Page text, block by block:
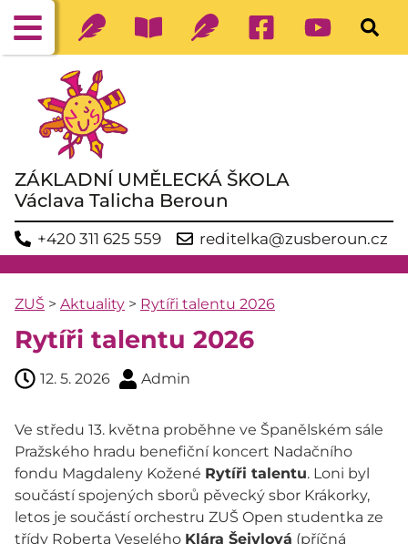
ZÁKLADNÍ UMĚLECKÁ ŠKOLA
Václava Talicha Beroun
+420 311 625 559 reditelka@zusberoun.cz
ZUŠ > Aktuality > Rytíři talentu 2026
Rytíři talentu 2026
12. 5. 2026 Admin
Ve středu 13. května proběhne ve Španělském sále
Pražského hradu benefiční koncert Nadačního
fondu Magdaleny Kožené Rytíři talentu. Loni byl
součástí spojených sborů pěvecký sbor Krákorky,
letos je součástí orchestru ZUŠ Open studentka ze
třídy Roberta Veselého Klára Šejvlová (příčná